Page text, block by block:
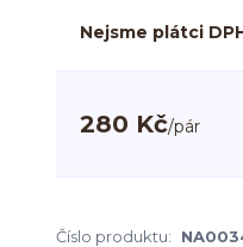
Nejsme plátci
280 Kč/pár
Číslo produktu: